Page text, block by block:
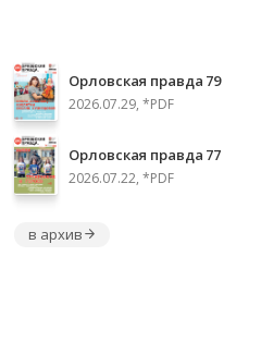
Орловская правда 79
2026.07.29, *PDF
Орловская правда 77
2026.07.22, *PDF
в архив